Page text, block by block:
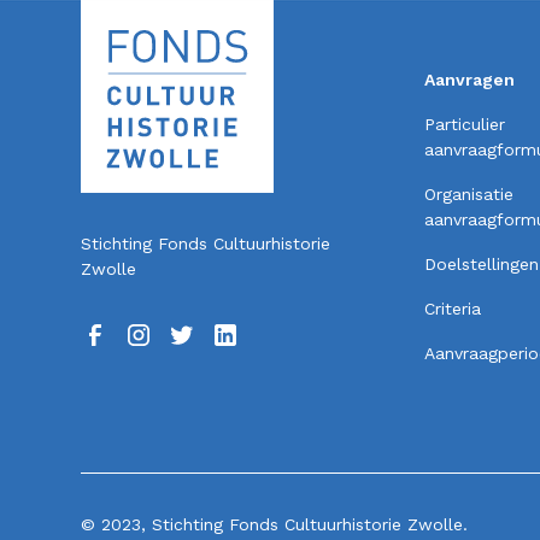
Stichting Fonds Cultuurhistorie
Zwolle
Aanvragen
Particulier
Organisatie
Doelstellingen
Criteria
© 2023, Stichting Fonds Cultuurhistorie Zwolle.